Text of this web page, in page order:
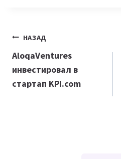
Навигация
по
записям
НАЗАД
AloqaVentures
инвестировал в
стартап KPI.com